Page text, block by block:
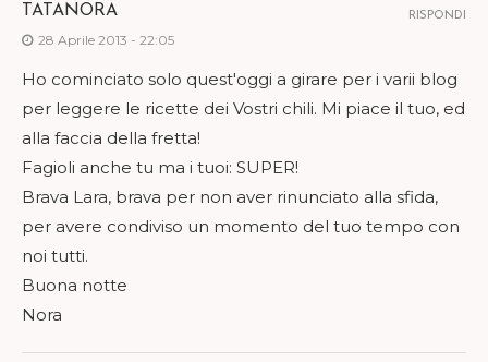
TATANORA
28 Aprile 2013 - 22:05
Ho cominciato solo quest'oggi a girare per i varii blog
per leggere le ricette dei Vostri chili. Mi piace il tuo, ed
alla faccia della fretta!
Fagioli anche tu ma i tuoi: SUPER!
Brava Lara, brava per non aver rinunciato alla sfida,
per avere condiviso un momento del tuo tempo con
noi tutti.
Buona notte
Nora
RISPONDI